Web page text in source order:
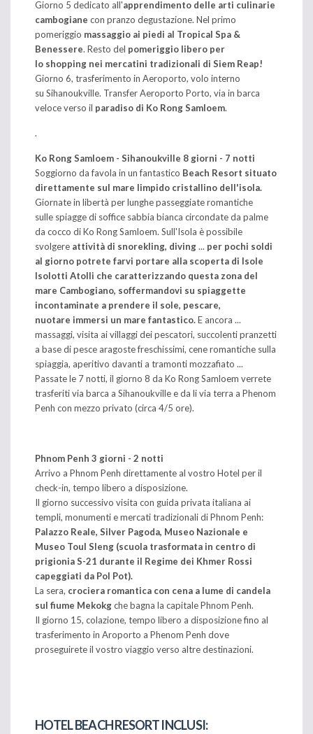
Giorno 5 dedicato all'apprendimento delle arti culinarie
cambogiane con pranzo degustazione. Nel primo
pomeriggio massaggio ai piedi al Tropical Spa &
Benessere. Resto del pomeriggio libero per
lo shopping nei mercatini tradizionali di Siem Reap!
Giorno 6, trasferimento in Aeroporto, volo interno
su Sihanoukville. Transfer Aeroporto Porto, via in barca
veloce verso il paradiso di Ko Rong Samloem.
.
Ko Rong Samloem - Sihanoukville 8 giorni - 7 notti
Soggiorno da favola in un fantastico Beach Resort situato
direttamente sul mare limpido cristallino dell'isola.
Giornate in libertà per lunghe passeggiate romantiche
sulle spiagge di soffice sabbia bianca circondate da palme
da cocco di Ko Rong Samloem. Sull'Isola è possibile
svolgere attività di snorekling, diving... per pochi soldi
al giorno potrete farvi portare alla scoperta di Isole
Isolotti Atolli che caratterizzando questa zona del
mare Cambogiano, soffermandovi su spiaggette
incontaminate a prendere il sole, pescare,
nuotare immersi un mare fantastico.E ancora ...
massaggi, visita ai villaggi dei pescatori, succolenti pranzetti
a base di pesce aragoste freschissimi, cene romantiche sulla
spiaggia, aperitivo davanti a tramonti mozzafiato ...
Passate le 7 notti, il giorno 8 da Ko Rong Samloem verrete
trasferiti via barca a Sihanoukville e da li via terra a Phenom
Penh con mezzo privato (circa 4/5 ore).
Phnom Penh 3 giorni - 2 notti
Arrivo a Phnom Penh direttamente al vostro Hotel per il
check-in, tempo libero a disposizione.
Il giorno successivo visita con guida privata italiana ai
templi, monumenti e mercati tradizionali di Phnom Penh:
Palazzo Reale, Silver Pagoda, Museo Nazionale e
Museo Toul Sleng (scuola trasformata in centro di
prigionia S-21 durante il Regime dei Khmer Rossi
capeggiati da Pol Pot).
La sera, crociera romantica con cena a lume di candela
sul fiume Mekokgche bagna la capitale Phnom Penh.
Il giorno 15, colazione, tempo libero a disposizione fino al
trasferimento in Aroporto a Phenom Penh dove
proseguirete il vostro viaggio verso altre destinazioni.
HOTEL BEACH RESORT INCLUSI: